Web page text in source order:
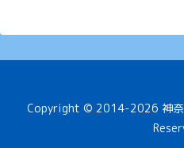
Copyright © 2014-2026 神奈